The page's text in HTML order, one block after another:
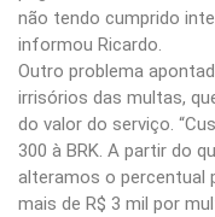
não tendo cumprido
informou Ricardo.
Outro problema
irrisórios das multas,
do valor do serviço.
300 à BRK. A partir do
alteramos o percentual
mais de R$ 3 mil por